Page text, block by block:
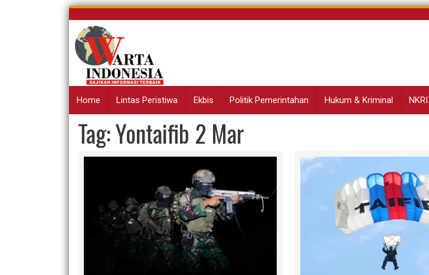
Skip
content
Home Lintas Peristiwa Ekbis Politik Pemerintahan Hukum & Kriminal NKRI
Tag:Yontaifib 2 Mar